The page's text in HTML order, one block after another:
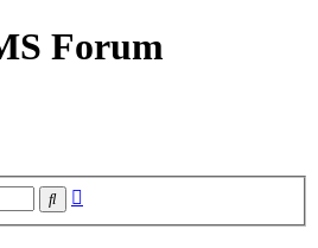
Forum
Suche